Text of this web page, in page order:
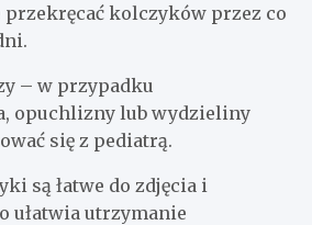
przekręcać kolczyków przez co
– w przypadku
opuchlizny lub wydzieliny
się z pediatrą.
są łatwe do zdjęcia i
ułatwia utrzymanie